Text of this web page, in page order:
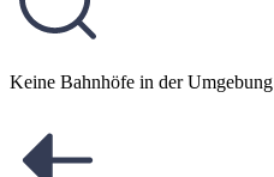
Keine Bahnhöfe in der